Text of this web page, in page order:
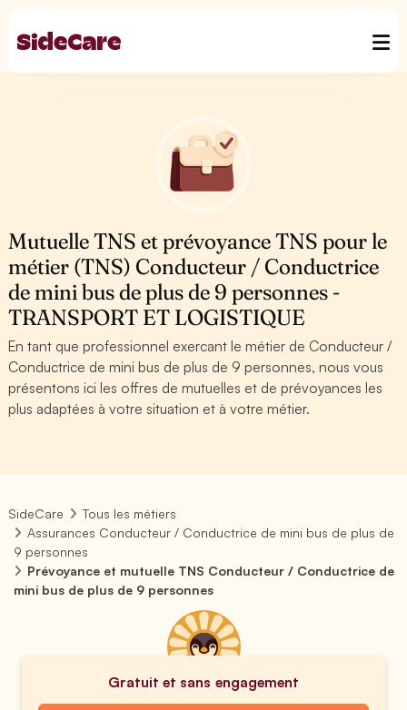
Mutuelle TNS et prévoyance TNS pour le
métier (TNS) Conducteur / Conductrice
de mini bus de plus de 9 personnes -
TRANSPORT ET LOGISTIQUE
En tant que professionnel exercant le métier de Conducteur /
Conductrice de mini bus de plus de 9 personnes, nous vous
présentons ici les offres de mutuelles et de prévoyances les
plus adaptées à votre situation et à votre métier.
SideCare
Tous les métiers
Assurances Conducteur / Conductrice de mini bus de plus de
9 personnes
Prévoyance et mutuelle TNS Conducteur / Conductrice de
mini bus de plus de 9 personnes
Gratuit et sans engagement